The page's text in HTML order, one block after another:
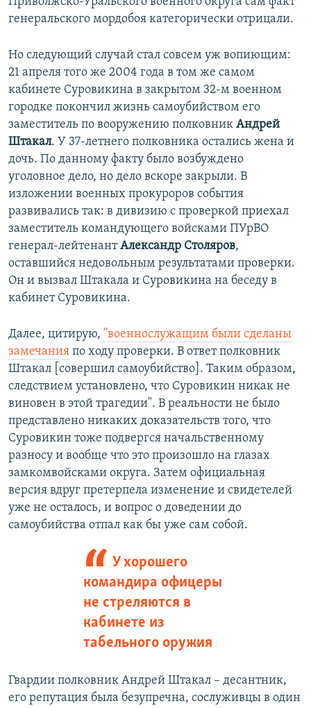
генеральского мордобоя категорически отрицали.
Но следующий случай стал совсем уж вопиющим:
21 апреля того же 2004 года в том же самом
кабинете Суровикина в закрытом 32-м военном
городке покончил жизнь самоубийством его
заместитель по вооружению полковник Андрей
Штакал. У 37-летнего полковника остались жена и
дочь. По данному факту было возбуждено
уголовное дело, но дело вскоре закрыли. В
изложении военных прокуроров события
развивались так: в дивизию с проверкой приехал
заместитель командующего войсками ПУрВО
генерал-лейтенантАлександр Столяров,
оставшийся недовольным результатами проверки.
Он и вызвал Штакала и Суровикина на беседу в
кабинет Суровикина.
Далее, цитирую, "военнослужащим были сделаны
замечания по ходу проверки. В ответ полковник
Штакал [совершил самоубийство]. Таким образом,
следствием установлено, что Суровикин никак не
виновен в этой трагедии". В реальности не было
представлено никаких доказательств того, что
Суровикин тоже подвергся начальственному
разносу и вообще что это произошло на глазах
замкомвойсками округа. Затем официальная
версия вдруг претерпела изменение и свидетелей
уже не осталось, и вопрос о доведении до
самоубийства отпал как бы уже сам собой.
У хорошего
командира офицеры
не стреляются в
кабинете из
табельного оружия
Гвардии полковник Андрей Штакал – десантник,
его репутация была безупречна, сослуживцы в один